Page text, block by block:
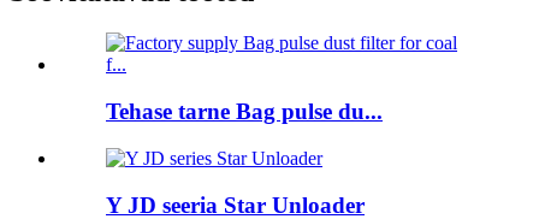
Tehase tarne Bag pulse du...
Y JD seeria Star Unloader